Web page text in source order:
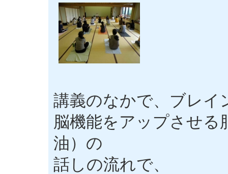
講義のなかで、ブレイ
脳機能をアップさせる
油）の
話しの流れで、